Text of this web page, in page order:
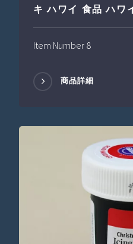
キ ハワイ 食品 ハワ
Item Number 8
商品詳細